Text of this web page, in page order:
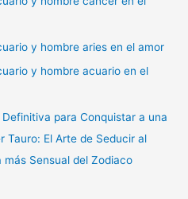
y hombre aries en el amor
y hombre acuario en el
Definitiva para Conquistar a una
Tauro: El Arte de Seducir al
más Sensual del Zodiaco